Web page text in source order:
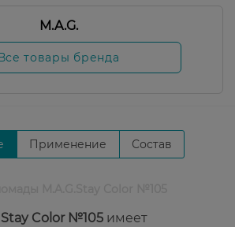
M.A.G.
Все товары бренда
Применение Состав
Color №105 имеет